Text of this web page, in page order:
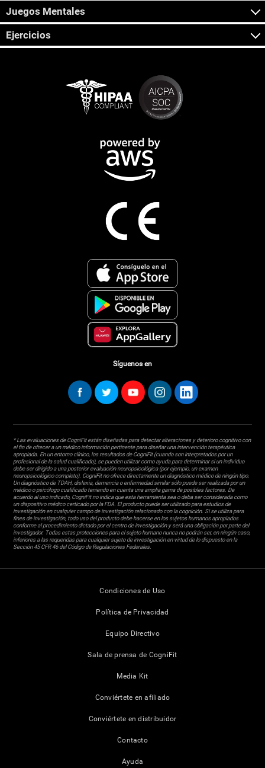
Juegos Mentales
Ejercicios
Síguenos en
* Las evaluaciones de CogniFit están diseñadas para detectar alteraciones y deterioro cognitivo con
el fin de ofrecer a un médico información pertinente para diseñar una intervención terapéutica
apropiada. En un entorno clínico, los resultados de CogniFit (cuando son interpretados por un
profesional de la salud cualificado), se pueden utilizar como ayuda para determinar si un individuo
debe ser dirigido a una posterior evaluación neuropsicológica (por ejemplo, un examen
neuropsicológico completo). CogniFit no ofrece directamente un diagnóstico médico de ningún tipo.
Un diagnóstico de TDAH, dislexia, demencia o enfermedad similar sólo puede ser realizada por un
médico o psicólogo cualificado teniendo en cuenta una amplia gama de posibles factores. De
acuerdo al uso indicado, CogniFit no indica que esta herramienta sea o deba ser considerada como
un dispositivo médico certicado por la FDA. El producto puede ser utilizado para estudios de
investigación en cualquier campo de investigación relacionado con la cognición. Si se utiliza para
fines de investigación, todo uso del producto debe hacerse en los sujetos humanos apropiados
conforme al procedimiento dictado por el centro de investigación y será una obligación por parte del
investigador. Todas estas protecciones para el sujeto humano nunca no podrán ser, en ningún caso,
inferiores a las requeridas para cualquier sujeto de investigación en virtud de lo dispuesto en la
Sección 45 CFR 46 del Código de Regulaciones Federales.
Condiciones de Uso
Política de Privacidad
Equipo Directivo
Sala de prensa de CogniFit
Media Kit
Conviértete en afiliado
Conviértete en distribuidor
Contacto
Ayuda